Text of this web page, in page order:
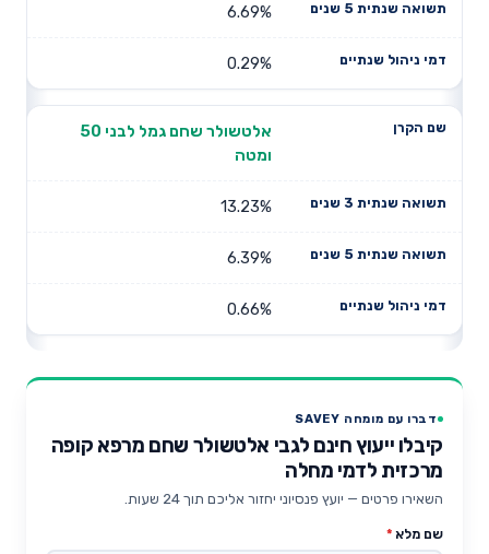
6.69%
0.29%
אלטשולר שחם גמל לבני 50
ומטה
13.23%
6.39%
0.66%
דברו עם מומחה SAVEY
קיבלו ייעוץ חינם לגבי אלטשולר שחם מרפא קופה
מרכזית לדמי מחלה
השאירו פרטים — יועץ פנסיוני יחזור אליכם תוך 24 שעות.
שם מלא *